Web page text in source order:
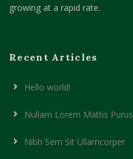
growing at a rapid rate.
Recent Articles
Hello world!
Nullam Lorem Mattis Purus
Nibh Sem Sit Ullamcorper